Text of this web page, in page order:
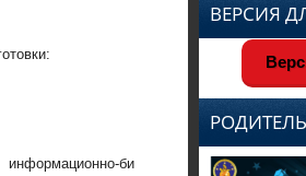
би
ВЕРСИЯ